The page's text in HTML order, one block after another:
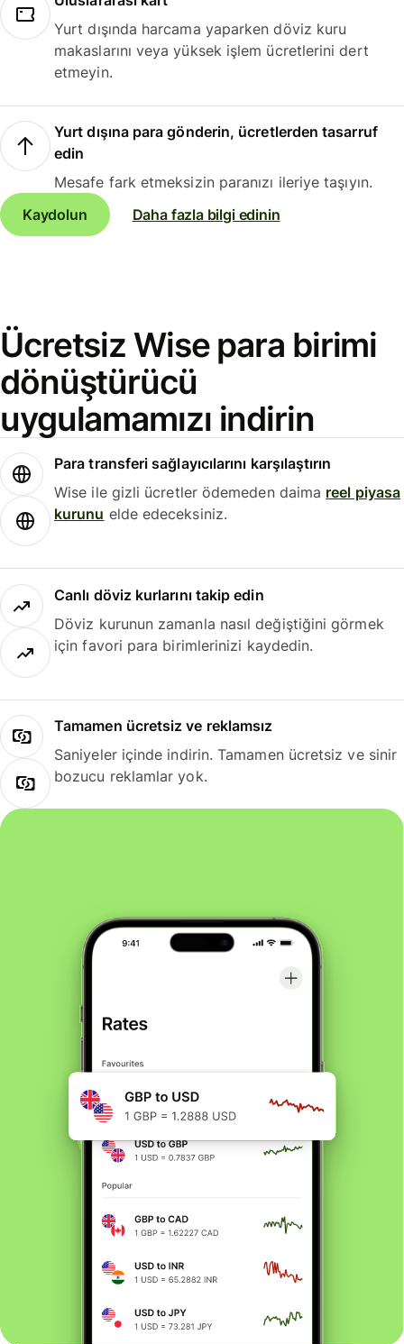
Yurt dışında harcama yaparken döviz kuru
makaslarını veya yüksek işlem ücretlerini dert
etmeyin.
Yurt dışına para gönderin, ücretlerden tasarruf
edin
Mesafe fark etmeksizin paranızı ileriye taşıyın.
Kaydolun
Daha fazla bilgi edinin
Ücretsiz Wise para birimi
dönüştürücü
uygulamamızı indirin
Para transferi sağlayıcılarını karşılaştırın
Wise ile gizli ücretler ödemeden daima reel piyasa
kurunu elde edeceksiniz.
Canlı döviz kurlarını takip edin
Döviz kurunun zamanla nasıl değiştiğini görmek
için favori para birimlerinizi kaydedin.
Tamamen ücretsiz ve reklamsız
Saniyeler içinde indirin. Tamamen ücretsiz ve sinir
bozucu reklamlar yok.